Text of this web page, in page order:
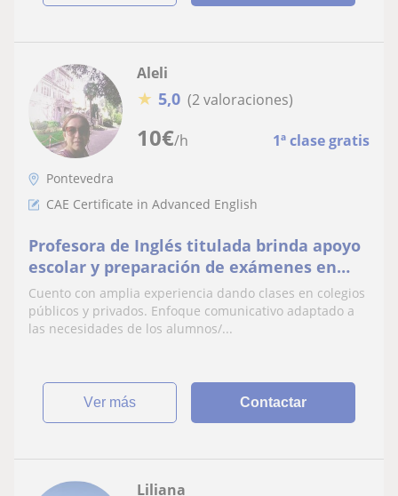
10€/h 1ª clase gratis
Aleli
★ 5,0 (2 valoraciones)
Pontevedra
CAE Certificate in Advanced English
Profesora de Inglés titulada brinda apoyo
escolar y preparación de exámenes en
todos los niveles con amplia experiencia
Cuento con amplia experiencia dando clases en colegios
públicos y privados. Enfoque comunicativo adaptado a
las necesidades de los alumnos/...
ver más Contactar
Liliana